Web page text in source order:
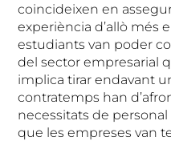
coincideixen en
experiència d’allò més
estudiants van poder
del sector empresarial
implica tirar endavant
contratemps han
necessitats de
que les empreses van